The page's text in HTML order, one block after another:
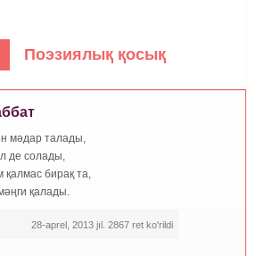
Поэзиялық қосық
мәдар талады,
де солады,
қалмас бирақ та,
қалады.
28-aprel, 2013 jıl. 2867 ret ko'rildi